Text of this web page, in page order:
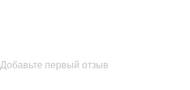
Добавьте первый отзыв